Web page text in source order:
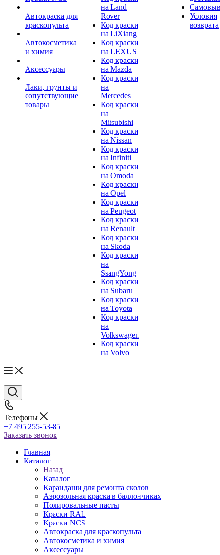
Автокраска для
краскопульта
Автокосметика
и химия
Аксессуары
Лаки, грунты и
сопутствующие
товары
на Land
Rover
Код краски
на LiXiang
Код краски
на LEXUS
Код краски
на Mazda
Код краски
на
Mercedes
Код краски
на
Mitsubishi
Код краски
на Nissan
Код краски
на Infiniti
Код краски
на Omoda
Код краски
на Opel
Код краски
на Peugeot
Код краски
на Renault
Код краски
на Skoda
Код краски
на
SsangYong
Код краски
на Subaru
Код краски
на Toyota
Код краски
на
Volkswagen
Код краски
на Volvo
Условия
возврата
Телефоны
+7 495 255-53-85
Заказать звонок
Главная
Каталог
Назад
Каталог
Карандаши для ремонта сколов
Аэрозольная краска в баллончиках
Полировальные пасты
Краски RAL
Краски NCS
Автокраска для краскопульта
Автокосметика и химия
Аксессуары